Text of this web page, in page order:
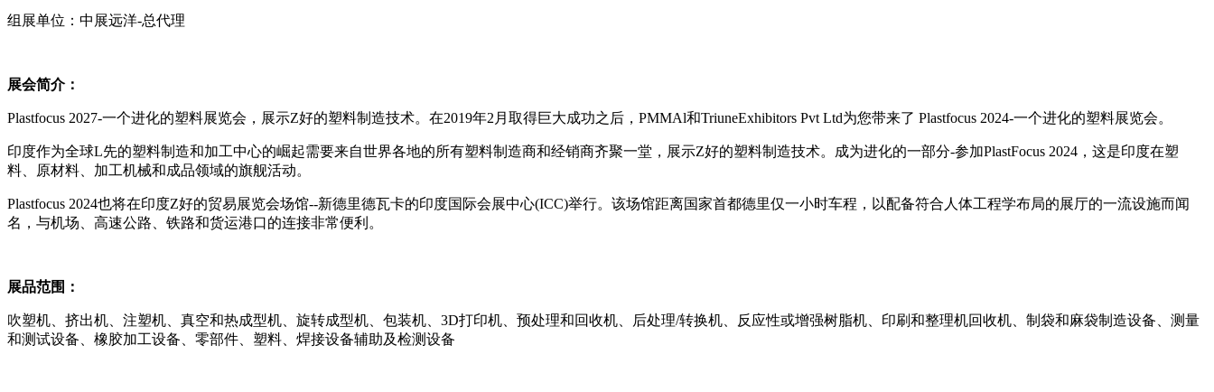
组展单位：中展远洋-总代理
展会简介：
Plastfocus 2027-一个进化的塑料展览会，展示Z好的塑料制造技术。在2019年2 月取得巨大成功之后， PMMAl和TriuneExhibitors Pvt Ltd为您带来了 Plastfocus 2024-一个进化的塑料展览会。
印度作为全球L先的塑料制造和加工中心的崛起需要来自世界各地的所有塑料制造商和经销商齐聚一堂，展示Z好的塑料制造技术。成为进化的一部分-参加PlastFocus 2024 ，这是印度在塑
料、原材料、加工机械和成品领域的旗舰活动。
Plastfocus 2024也将在印度Z好的贸易展览会场馆--新德里德瓦卡的印度国际会展中心(ICC)举行。该场馆距离国家首都德里仅一小时车程，以配备符合人体工程学布局的展厅的一流设施而闻
名，与机场、高速公路、铁路和货运港口的连接非常便利。
展品范围：
吹塑机、挤出机、注塑机、真空和热成型机、旋转成型机、包装机、 3D打印机、预处理和回收机、后处理/转换机、反应性或增强树脂机、印刷和整理机回收机、制袋和麻袋制造设备、测量
和测试设备、橡胶加工设备、零部件、塑料、焊接设备辅助及检测设备